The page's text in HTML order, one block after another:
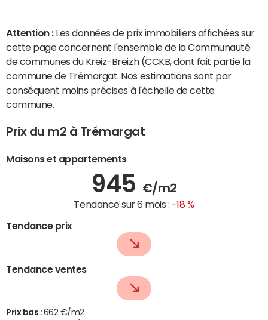
Attention : Les données de prix immobiliers affichées sur
cette page concernent l'ensemble de la Communauté
de communes du Kreiz-Breizh (CCKB, dont fait partie la
commune de Trémargat. Nos estimations sont par
conséquent moins précises à l'échelle de cette
commune.
Prix du m2 à Trémargat
Maisons et appartements
945 €/m2
Tendance sur 6 mois : -18 %
Tendance prix
Tendance ventes
Prix bas : 662 €/m2